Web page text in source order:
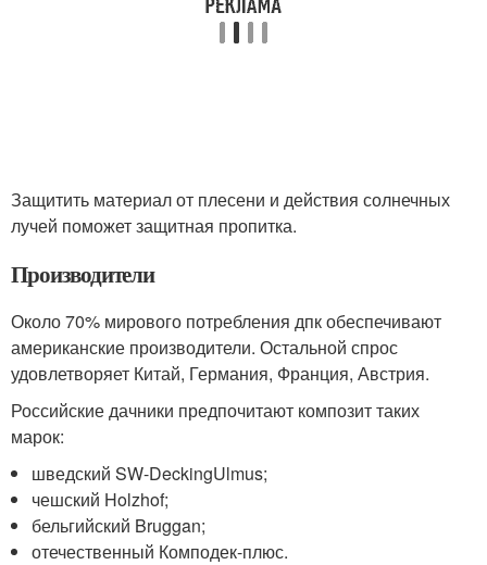
Защитить материал от плесени и действия солнечных
лучей поможет защитная пропитка.
Производители
Около 70% мирового потребления дпк обеспечивают
американские производители. Остальной спрос
удовлетворяет Китай, Германия, Франция, Австрия.
Российские дачники предпочитают композит таких
марок:
шведский SW-DeckingUlmus;
чешский Holzhof;
бельгийский Bruggan;
отечественный Комподек-плюс.